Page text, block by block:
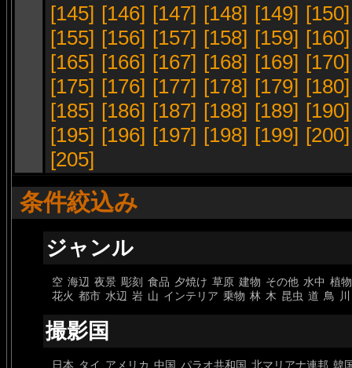
[145] [146] [147] [148] [149] [150]
[155] [156] [157] [158] [159] [160]
[165] [166] [167] [168] [169] [170]
[175] [176] [177] [178] [179] [180]
[185] [186] [187] [188] [189] [190]
[195] [196] [197] [198] [199] [200]
[205]
条件絞込み
ジャンル
空 海辺 夜景 彫刻 食品 夕焼け 草原 建物 その他 水中 植物
花火 都市 水辺 岩 山 インテリア 乗物 林 木 昆虫 道 鳥 川
撮影国
日本 タイ アメリカ 中国 パラオ共和国 北マリアナ連邦 韓